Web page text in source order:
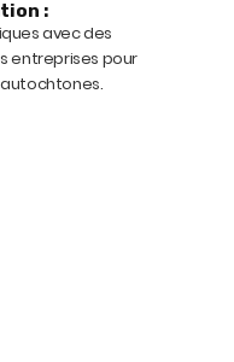
:
avec des
entreprises pour